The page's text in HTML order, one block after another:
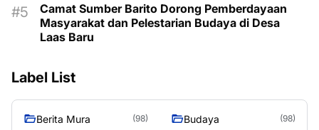
Camat Sumber Barito Dorong Pemberdayaan
Masyarakat dan Pelestarian Budaya di Desa
Laas Baru
Label List
Berita Mura (98) Budaya (98)